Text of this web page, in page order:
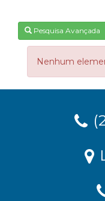
Pesquisa Avançada
Nenhum